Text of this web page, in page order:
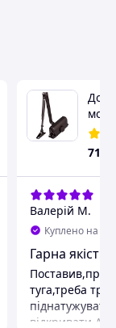
2040
719
Валерій М.
Куплено на
Гарна якість
туга,треба
відкривати.Але